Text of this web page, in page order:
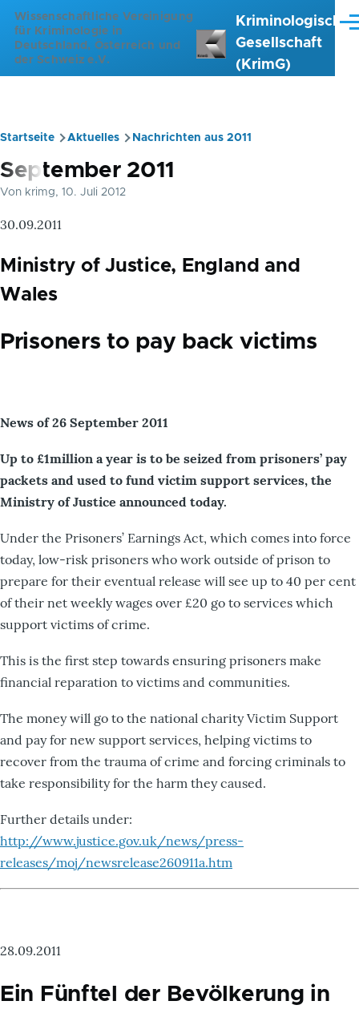
Direkt zum Inhalt
Wissenschaftliche Vereinigung
für Kriminologie in
Deutschland, Österreich und
der Schweiz e.V.
Kriminologische
Gesellschaft
(KrimG)
Pfadnavigation
Startseite Aktuelles Nachrichten aus 2011
September 2011
Von krimg, 10. Juli 2012
30.09.2011
Ministry of Justice, England and
Wales
Prisoners to pay back victims
News of 26 September 2011
Up to £1million a year is to be seized from prisoners’ pay
packets and used to fund victim support services, the
Ministry of Justice announced today.
Under the Prisoners’ Earnings Act, which comes into force
today, low-risk prisoners who work outside of prison to
prepare for their eventual release will see up to 40 per cent
of their net weekly wages over £20 go to services which
support victims of crime.
This is the first step towards ensuring prisoners make
financial reparation to victims and communities.
The money will go to the national charity Victim Support
and pay for new support services, helping victims to
recover from the trauma of crime and forcing criminals to
take responsibility for the harm they caused.
Further details under:
http://www.justice.gov.uk/news/press-
releases/moj/newsrelease260911a.htm
28.09.2011
Ein Fünftel der Bevölkerung in